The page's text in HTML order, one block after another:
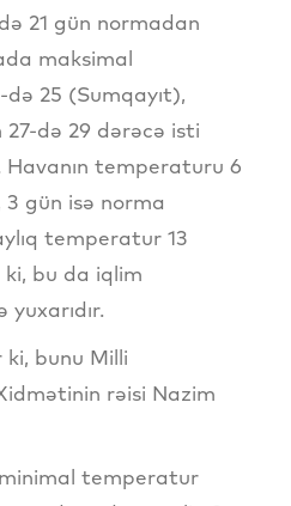
21 gün normadan
maksimal
25 (Sumqayıt),
də 29 dərəcə isti
Havanın temperaturu 6
3 gün isə norma
temperatur 13
bu da iqlim
yuxarıdır.
bunu Milli
rəisi Nazim
temperatur